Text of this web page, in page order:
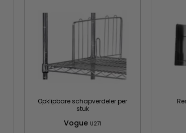
Opklipbare schapverdeler per
stuk
Vogue U271